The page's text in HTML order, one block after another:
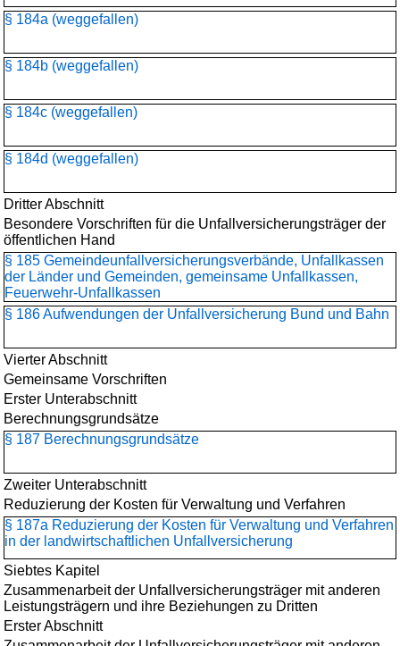
§ 184a (weggefallen)
§ 184b (weggefallen)
§ 184c (weggefallen)
§ 184d (weggefallen)
Dritter Abschnitt
Besondere Vorschriften für die Unfallversicherungsträger der
öffentlichen Hand
§ 185 Gemeindeunfallversicherungs­verbände, Unfallkassen
der Länder und Gemeinden, gemeinsame Unfallkassen,
Feuerwehr-Unfallkassen
§ 186 Aufwendungen der Unfallversicherung Bund und Bahn
Vierter Abschnitt
Gemeinsame Vorschriften
Erster Unterabschnitt
Berechnungsgrundsätze
§ 187 Berechnungsgrundsätze
Zweiter Unterabschnitt
Reduzierung der Kosten für Verwaltung und Verfahren
§ 187a Reduzierung der Kosten für Verwaltung und Verfahren
in der landwirtschaftlichen Unfallversicherung
Siebtes Kapitel
Zusammenarbeit der Unfallversicherungsträger mit anderen
Leistungsträgern und ihre Beziehungen zu Dritten
Erster Abschnitt